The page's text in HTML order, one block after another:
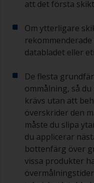
att det första
Om ytterligare
databladet eller
De flesta
ommålning, så
krävs utan att
överskrider den
måste du slipa
du applicerar
bottenfärg över
vissa produkter